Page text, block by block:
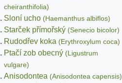
cheiranthifolia)
Sloní ucho (Haemanthus albiflos)
Starček přímořský (Senecio bicolor)
Rudodřev koka (Erythroxylum coca)
Ptačí zob obecný (Ligustrum
vulgare)
Anisodontea (Anisodontea capensis)